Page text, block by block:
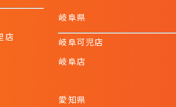
店
岐阜県
岐阜可児店
岐阜店
愛知県